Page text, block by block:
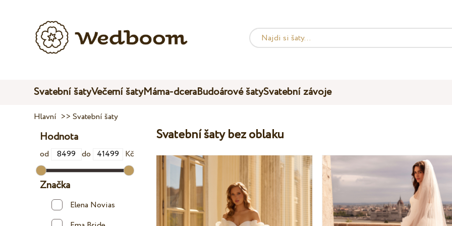
Svatební šatyVečerní šatyMáma-dceraBudoárové šatySvatební závoje
Hlavní >>Svatební šaty
Hodnota
od do Kč
Značka
Elena Novias
Svatební šaty bez oblaku